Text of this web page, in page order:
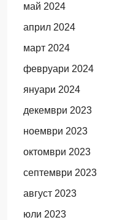
май 2024
април 2024
март 2024
февруари 2024
януари 2024
декември 2023
ноември 2023
октомври 2023
септември 2023
август 2023
юли 2023